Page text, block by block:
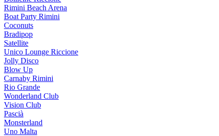
Rimini Beach Arena
Boat Party Rimini
Coconuts
Bradipop
Satellite
Unico Lounge Riccione
Jolly Disco
Blow Up
Carnaby Rimini
Rio Grande
Wonderland Club
Vision Club
Pascià
Monsterland
Uno Malta